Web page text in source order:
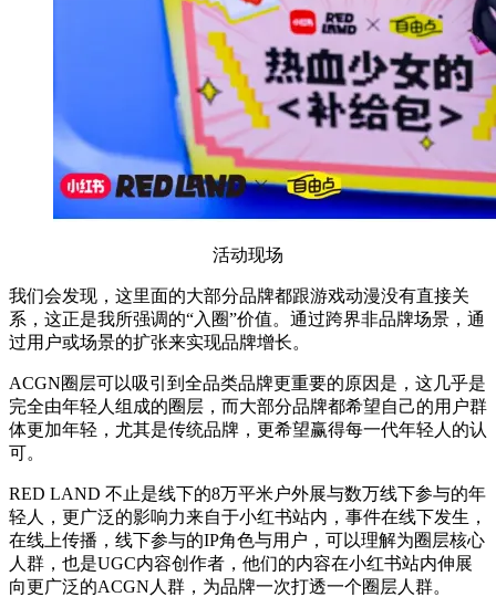
活动现场
我们会发现，这里面的大部分品牌都跟游戏动漫没有直接关
系，这正是我所强调的“入圈”价值。通过跨界非品牌场景，通
过用户或场景的扩张来实现品牌增长。
ACGN圈层可以吸引到全品类品牌更重要的原因是，这几乎是
完全由年轻人组成的圈层，而大部分品牌都希望自己的用户群
体更加年轻，尤其是传统品牌，更希望赢得每一代年轻人的认
可。
RED LAND 不止是线下的8万平米户外展与数万线下参与的年
轻人，更广泛的影响力来自于小红书站内，事件在线下发生，
在线上传播，线下参与的IP角色与用户，可以理解为圈层核心
人群，也是UGC内容创作者，他们的内容在小红书站内伸展
向更广泛的ACGN人群，为品牌一次打透一个圈层人群。